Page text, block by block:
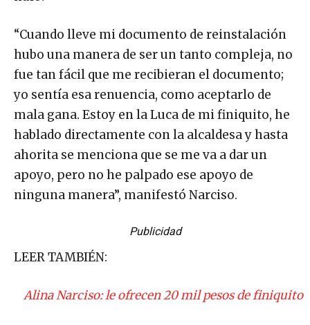
“Cuando lleve mi documento de reinstalación
hubo una manera de ser un tanto compleja, no
fue tan fácil que me recibieran el documento;
yo sentía esa renuencia, como aceptarlo de
mala gana. Estoy en la Luca de mi finiquito, he
hablado directamente con la alcaldesa y hasta
ahorita se menciona que se me va a dar un
apoyo, pero no he palpado ese apoyo de
ninguna manera”, manifestó Narciso.
Publicidad
LEER TAMBIÉN:
Alina Narciso: le ofrecen 20 mil pesos de finiquito